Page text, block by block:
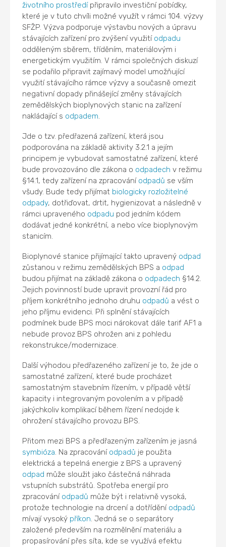
životního prostředípřipravilo investiční pobídky,
které je v tuto chvíli možné využít v rámci 104. výzvy
SFŽP. Výzva podporuje výstavbu nových a úpravu
stávajících zařízení pro zvýšení využití odpadu
odděleným sběrem, tříděním, materiálovým i
energetickým využitím. V rámci společných diskuzí
se podařilo připravit zajímavý model umožňující
využití stávajícího rámce výzvy a současně omezit
negativní dopady přinášející změny stávajících
zemědělských bioplynových stanic na zařízení
nakládající s odpadem.
Jde o tzv. předřazená zařízení, která jsou
podporována na základě aktivity 3.2.1 a jejím
principem je vybudovat samostatné zařízení, které
bude provozováno dle zákona o odpadech v režimu
§14.1, tedy zařízení na zpracování odpadů se vším
všudy. Bude tedy přijímat biologicky rozložitelné
odpady, dotřiďovat, drtit, hygienizovat a následně v
rámci upraveného odpadu pod jedním kódem
dodávat jedné konkrétní, a nebo více bioplynovým
stanicím.
Bioplynové stanice přijímající takto upravený odpad
zůstanou v režimu zemědělských BPS a odpad
budou přijímat na základě zákona o odpadech §14.2.
Jejich povinností bude upravit provozní řád pro
příjem konkrétního jednoho druhu odpadů a vést o
jeho příjmu evidenci. Při splnění stávajících
podmínek bude BPS moci nárokovat dále tarif AF1 a
nebude provoz BPS ohrožen ani z pohledu
rekonstrukce/modernizace.
Další výhodou předřazeného zařízení je to, že jde o
samostatné zařízení, které bude procházet
samostatným stavebním řízením, v případě větší
kapacity i integrovaným povolením a v případě
jakýchkoliv komplikací během řízení nedojde k
ohrožení stávajícího provozu BPS.
Přitom mezi BPS a předřazeným zařízením je jasná
symbióza. Na zpracování odpadů je použita
elektrická a tepelná energie z BPS a upravený
odpad může sloužit jako částečná náhrada
vstupních substrátů. Spotřeba energií pro
zpracování odpadů může být i relativně vysoká,
protože technologie na drcení a dotřídění odpadů
mívají vysoký příkon. Jedná se o separátory
založené především na rozmělnění materiálu a
propasírování přes síta, kde se využívá efektu